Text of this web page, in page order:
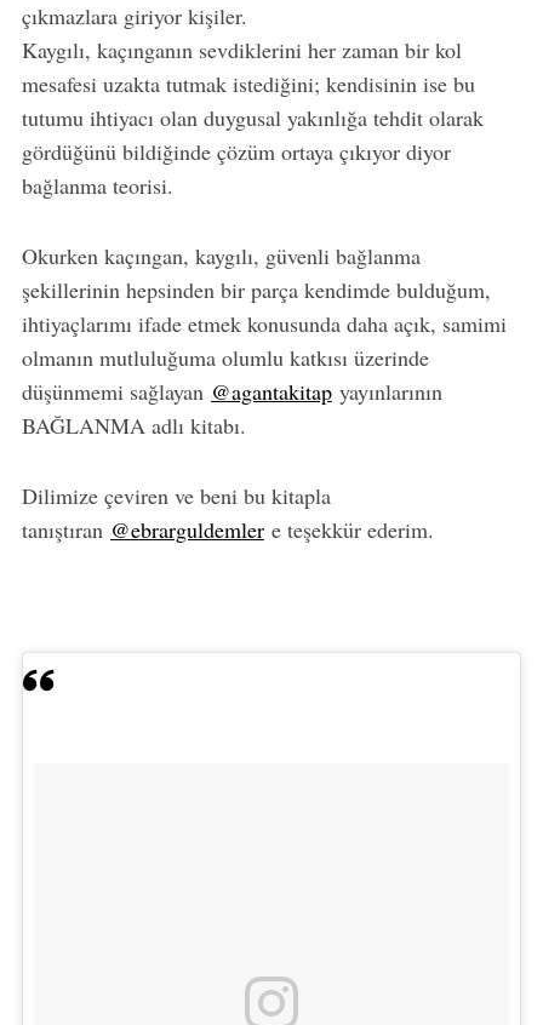
çıkmazlara giriyor kişiler.
Kaygılı, kaçınganın sevdiklerini her zaman bir kol
mesafesi uzakta tutmak istediğini; kendisinin ise bu
tutumu ihtiyacı olan duygusal yakınlığa tehdit olarak
gördüğünü bildiğinde çözüm ortaya çıkıyor diyor
bağlanma teorisi.
Okurken kaçıngan, kaygılı, güvenli bağlanma
şekillerinin hepsinden bir parça kendimde bulduğum,
ihtiyaçlarımı ifade etmek konusunda daha açık, samimi
olmanın mutluluğuma olumlu katkısı üzerinde
düşünmemi sağlayan @agantakitapyayınlarının
BAĞLANMA adlı kitabı.
Dilimize çeviren ve beni bu kitapla
tanıştıran @ebrarguldemlere teşekkür ederim.